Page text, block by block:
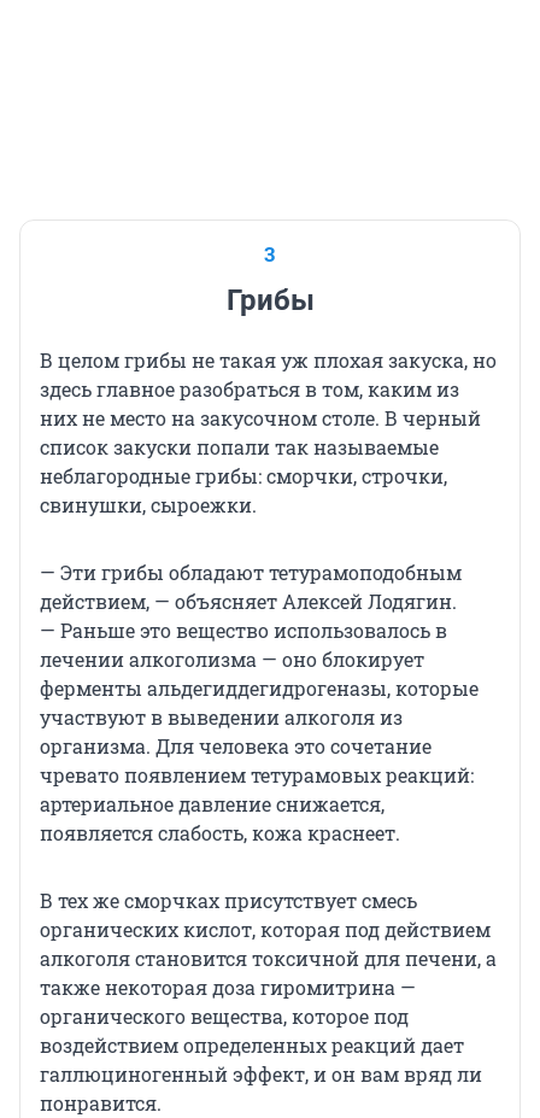
3
Грибы
В целом грибы не такая уж плохая закуска, но
здесь главное разобраться в том, каким из
них не место на закусочном столе. В черный
список закуски попали так называемые
неблагородные грибы: сморчки, строчки,
свинушки, сыроежки.
— Эти грибы обладают тетурамоподобным
действием, — объясняет Алексей Лодягин.
— Раньше это вещество использовалось в
лечении алкоголизма — оно блокирует
ферменты альдегиддегидрогеназы, которые
участвуют в выведении алкоголя из
организма. Для человека это сочетание
чревато появлением тетурамовых реакций:
артериальное давление снижается,
появляется слабость, кожа краснеет.
В тех же сморчках присутствует смесь
органических кислот, которая под действием
алкоголя становится токсичной для печени, а
также некоторая доза гиромитрина —
органического вещества, которое под
воздействием определенных реакций дает
галлюциногенный эффект, и он вам вряд ли
понравится.